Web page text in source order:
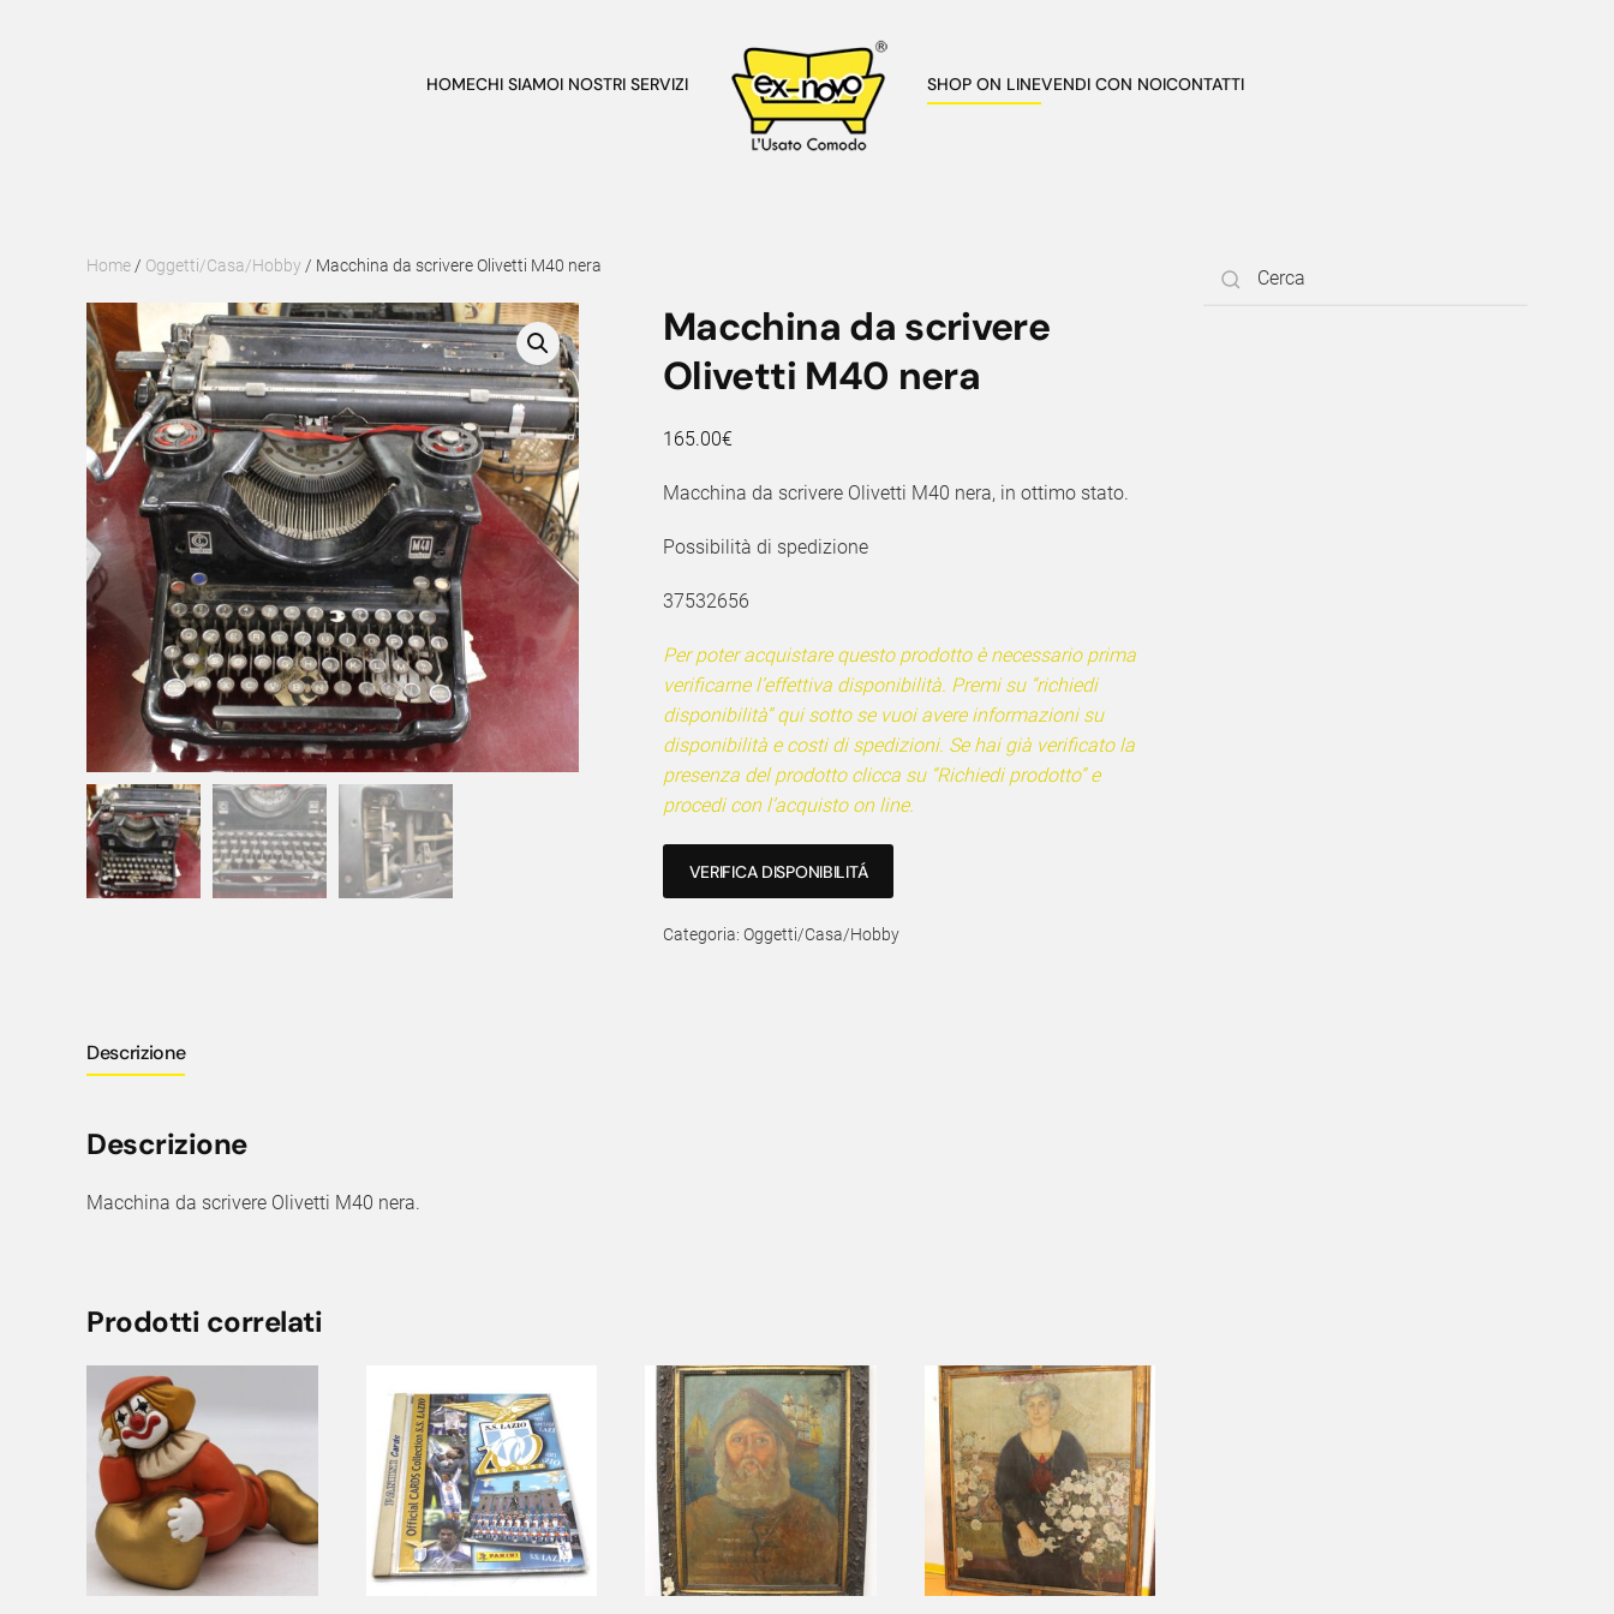
HOMECHI SIAMOI NOSTRI SERVIZI SHOP ON LINEVENDI CON NOICONTATTI
Home / Oggetti/Casa/Hobby / Macchina da scrivere Olivetti M40 nera
Macchina da scrivere
Olivetti M40 nera
165.00€
Macchina da scrivere Olivetti M40 nera, in ottimo stato.
Possibilità di spedizione
37532656
Per poter acquistare questo prodotto è necessario prima
verificarne l’effettiva disponibilità. Premi su “richiedi
disponibilità” qui sotto se vuoi avere informazioni su
disponibilità e costi di spedizioni. Se hai già verificato la
presenza del prodotto clicca su “Richiedi prodotto” e
procedi con l’acquisto on line.
VERIFICA DISPONIBILITÁ
Categoria: Oggetti/Casa/Hobby
Descrizione
Descrizione
Macchina da scrivere Olivetti M40 nera.
Prodotti correlati